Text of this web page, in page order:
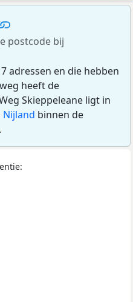
postcode bij
adressen en die hebben
heeft de
Skieppeleane ligt in
Nijland binnen de
.